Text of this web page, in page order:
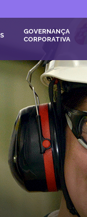
GOVERNANÇA
CORPORATIVA